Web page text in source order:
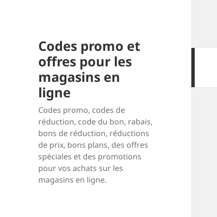
Codes promo et
offres pour les
magasins en
ligne
Codes promo, codes de
réduction, code du bon, rabais,
bons de réduction, réductions
de prix, bons plans, des offres
spéciales et des promotions
pour vos achats sur les
magasins en ligne.